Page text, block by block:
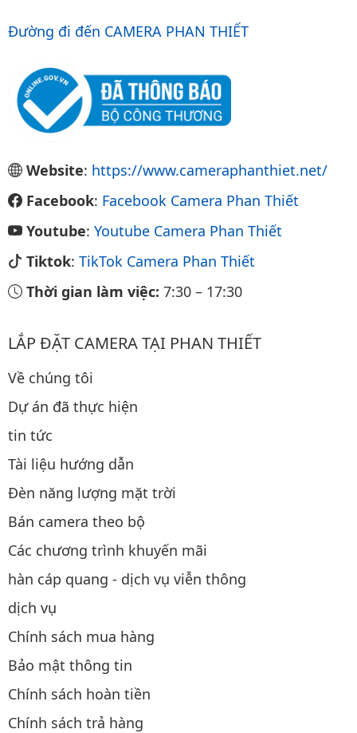
Đường đi đến CAMERA PHAN THIẾT
Website: https://www.cameraphanthiet.net/
Facebook: Facebook Camera Phan Thiết
Youtube: Youtube Camera Phan Thiết
Tiktok: TikTok Camera Phan Thiết
Thời gian làm việc: 7:30 – 17:30
LẮP ĐẶT CAMERA TẠI PHAN THIẾT
Về chúng tôi
Dự án đã thực hiện
tin tức
Tài liệu hướng dẫn
Đèn năng lượng mặt trời
Bán camera theo bộ
Các chương trình khuyến mãi
hàn cáp quang - dịch vụ viễn thông
dịch vụ
Chính sách mua hàng
Bảo mật thông tin
Chính sách hoàn tiền
Chính sách trả hàng